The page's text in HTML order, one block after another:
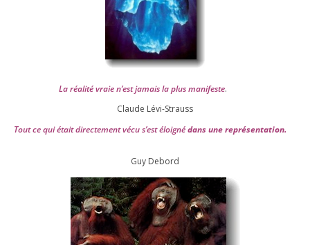
La réa­lité vraie n’est jamais la plus mani­feste.
Claude Lévi-Strauss
Tout ce qui était direc­te­ment vécu s’est éloi­gnédans une repré­sen­ta­tion.
Guy Debord